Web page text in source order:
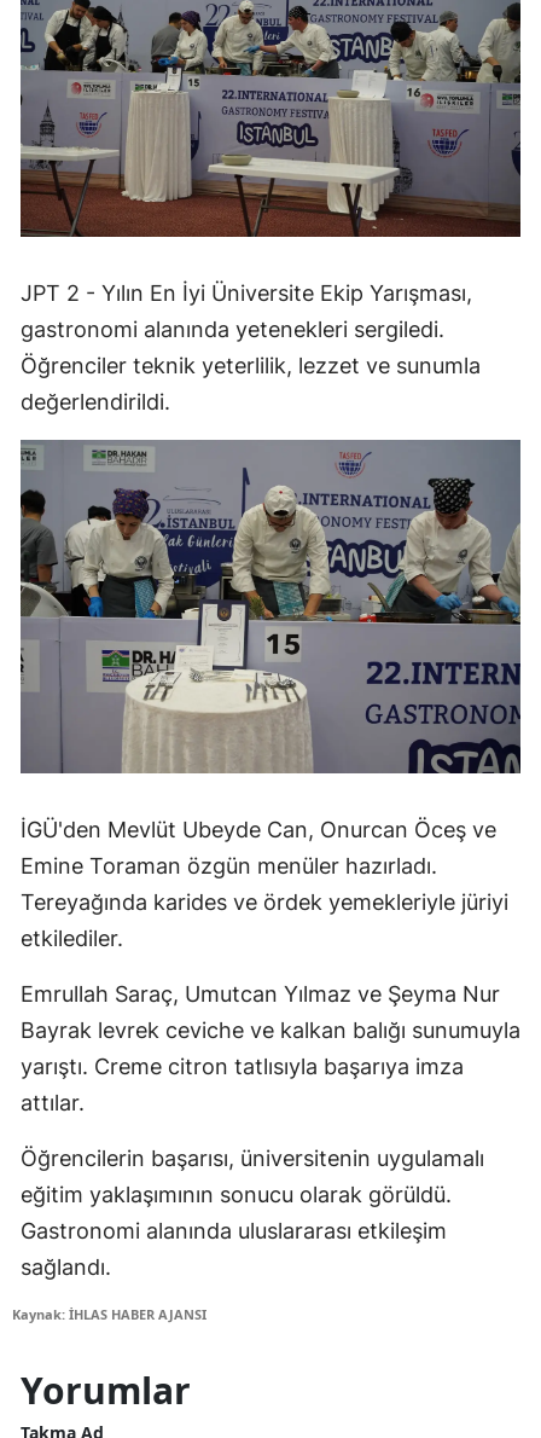
JPT 2 - Yılın En İyi Üniversite Ekip Yarışması,
gastronomi alanında yetenekleri sergiledi.
Öğrenciler teknik yeterlilik, lezzet ve sunumla
değerlendirildi.
İGÜ'den Mevlüt Ubeyde Can, Onurcan Öceş ve
Emine Toraman özgün menüler hazırladı.
Tereyağında karides ve ördek yemekleriyle jüriyi
etkilediler.
Emrullah Saraç, Umutcan Yılmaz ve Şeyma Nur
Bayrak levrek ceviche ve kalkan balığı sunumuyla
yarıştı. Creme citron tatlısıyla başarıya imza
attılar.
Öğrencilerin başarısı, üniversitenin uygulamalı
eğitim yaklaşımının sonucu olarak görüldü.
Gastronomi alanında uluslararası etkileşim
sağlandı.
Kaynak: İHLAS HABER AJANSI
Yorumlar
Takma Ad